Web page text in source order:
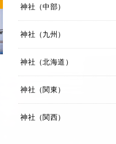
神社（中部）
神社（九州）
神社（北海道）
神社（関東）
神社（関西）